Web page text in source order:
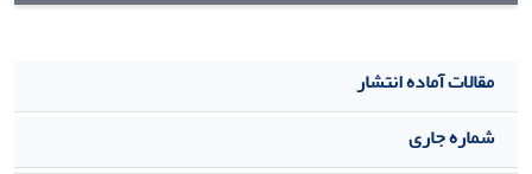
مقالات آماده انتشار
شماره جاری